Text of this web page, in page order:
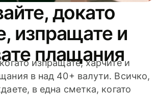
докато
изпращате и
плащания
изпращате, харчите и
в над 40+ валути. Всичко,
в една сметка, когато